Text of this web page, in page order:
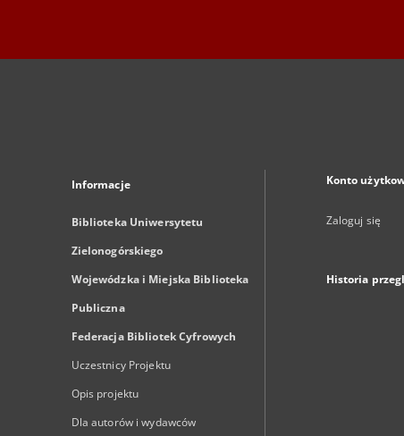
Informacje
Biblioteka Uniwersytetu
Zielonogórskiego
Wojewódzka i Miejska Biblioteka
Publiczna
Federacja Bibliotek Cyfrowych
Uczestnicy Projektu
Opis projektu
Dla autorów i wydawców
Konto
Zaloguj się
Historia